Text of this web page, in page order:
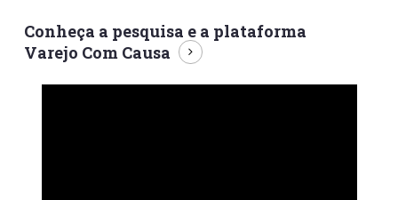
Conheça a pesquisa e a plataforma
Varejo Com Causa